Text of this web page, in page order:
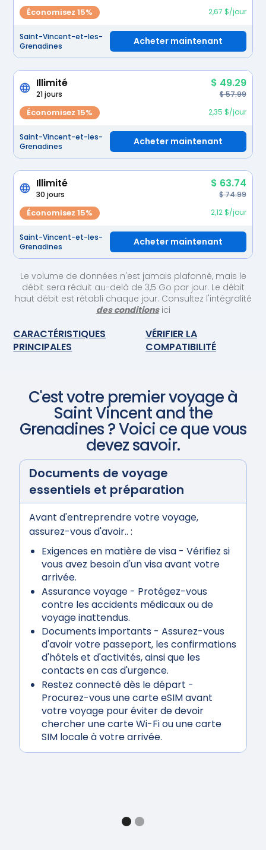
Économisez 15% 2,67 $/jour
Saint-Vincent-et-les-
Grenadines
Acheter maintenant
Illimité $ 49.29
21 jours $ 57.99
Économisez 15% 2,35 $/jour
Saint-Vincent-et-les-
Grenadines
Acheter maintenant
Illimité $ 63.74
30 jours $ 74.99
Économisez 15% 2,12 $/jour
Saint-Vincent-et-les-
Grenadines
Acheter maintenant
Le volume de données n'est jamais plafonné, mais le
débit sera réduit au-delà de 3,5 Go par jour. Le débit
haut débit est rétabli chaque jour. Consultez l'intégralité
des conditionsici
CARACTÉRISTIQUES
PRINCIPALES
VÉRIFIER LA
COMPATIBILITÉ
C'est votre premier voyage à
Saint Vincent and the
Grenadines? Voici ce que vous
devez savoir.
Documents de voyage
essentiels et préparation
Avant d'entreprendre votre voyage,
assurez-vous d'avoir.. :
Exigences en matière de visa - Vérifiez si
vous avez besoin d'un visa avant votre
arrivée.
Assurance voyage - Protégez-vous
contre les accidents médicaux ou de
voyage inattendus.
Documents importants - Assurez-vous
d'avoir votre passeport, les confirmations
d'hôtels et d'activités, ainsi que les
contacts en cas d'urgence.
Restez connecté dès le départ -
Procurez-vous une carte eSIM avant
votre voyage pour éviter de devoir
chercher une carte Wi-Fi ou une carte
SIM locale à votre arrivée.